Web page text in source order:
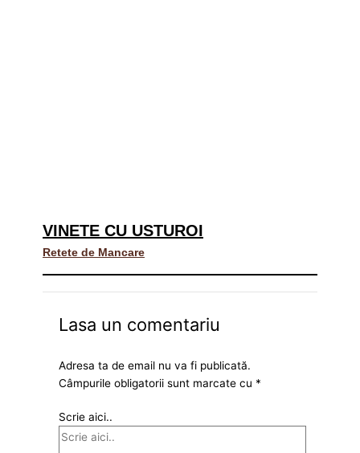
VINETE CU USTUROI
Retete de Mancare
Lasa un comentariu
Adresa ta de email nu va fi publicată.
Câmpurile obligatorii sunt marcate cu *
Scrie aici..